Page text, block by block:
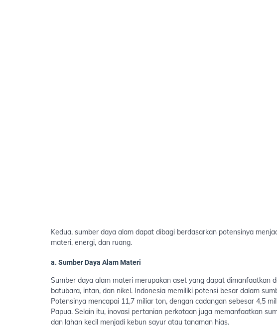
Kedua, sumber daya alam dapat dibagi berdasarkan potensinya
materi, energi, dan ruang.
a. Sumber Daya Alam Materi
Sumber daya alam materi merupakan aset yang dapat dimanfaatkan
batubara, intan, dan nikel. Indonesia memiliki potensi besar dalam
Potensinya mencapai 11,7 miliar ton, dengan cadangan sebesar 4,5
Papua. Selain itu, inovasi pertanian perkotaan juga memanfaatkan
dan lahan kecil menjadi kebun sayur atau tanaman hias.